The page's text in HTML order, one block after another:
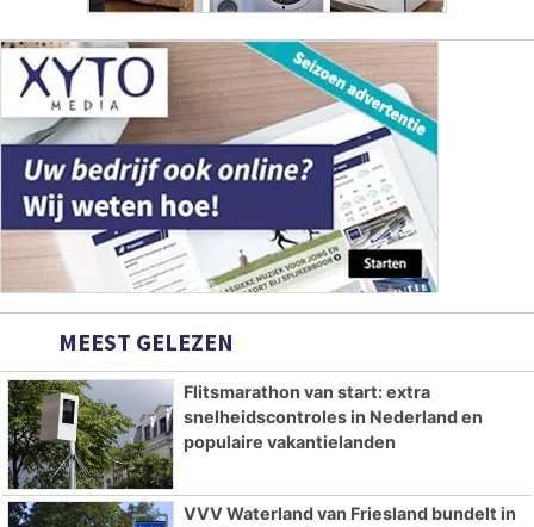
MEEST GELEZEN
Flitsmarathon van start: extra
snelheidscontroles in Nederland en
populaire vakantielanden
VVV Waterland van Friesland bundelt in